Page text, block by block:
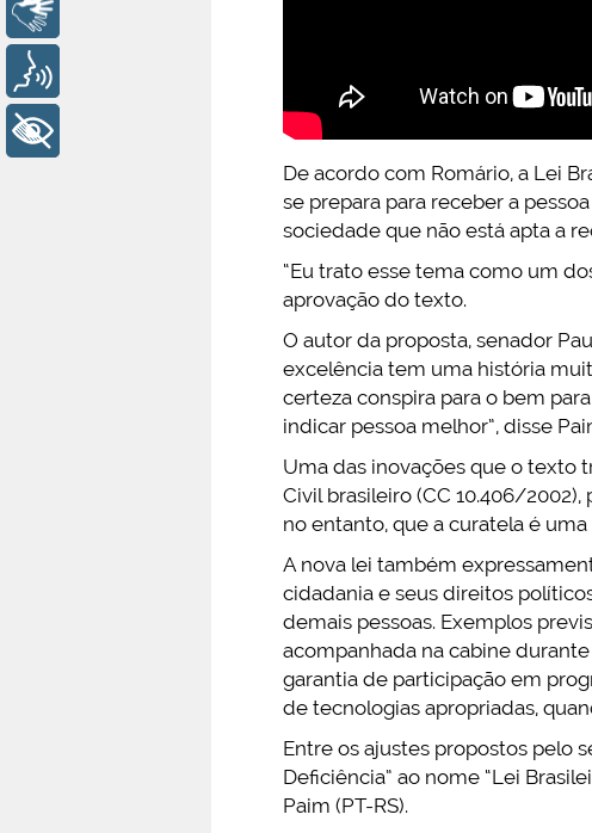
De acordo com Romário, a Lei
se prepara para receber a
sociedade que não está apta a
“Eu trato esse tema como um
aprovação do texto.
O autor da proposta, senador
excelência tem uma história
certeza conspira para o bem
indicar pessoa melhor”, disse
Uma das inovações que o texto
Civil brasileiro (CC 10.406/
no entanto, que a curatela é
A nova lei também
cidadania e seus direitos
demais pessoas. Exemplos
acompanhada na cabine
garantia de participação em
de tecnologias apropriadas,
Entre os ajustes propostos pelo
Deficiência” ao nome “Lei
Paim (PT-RS).